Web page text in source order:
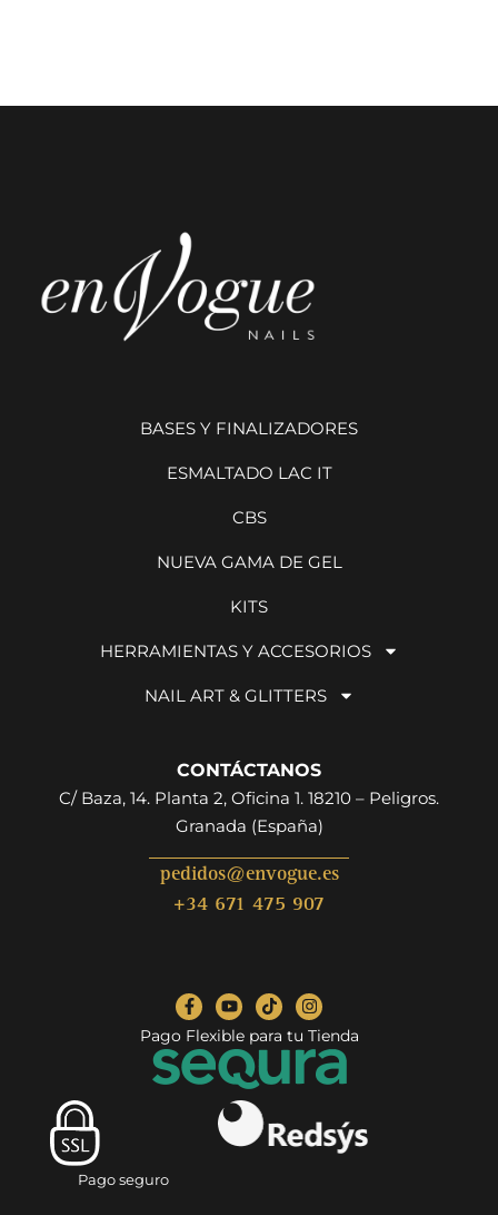
BASES Y FINALIZADORES
ESMALTADO LAC IT
CBS
NUEVA GAMA DE GEL
KITS
HERRAMIENTAS Y ACCESORIOS
NAIL ART & GLITTERS
CONTÁCTANOS
C/ Baza, 14. Planta 2, Oficina 1. 18210 – Peligros.
Granada (España)
pedidos@envogue.es
+34 671 475 907
Pago Flexible para tu Tienda
Pago seguro